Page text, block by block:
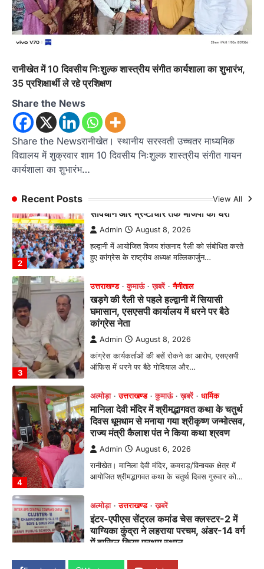
रानीखेत में 10 दिवसीय निःशुल्क शास्त्रीय संगीत कार्यशाला का शुभारंभ,
35 प्रशिक्षार्थी ले रहे प्रशिक्षण
Share the News
Share the Newsरानीखेत। स्थानीय सरस्वती उच्चतर माध्यमिक
विद्यालय में शुक्रवार शाम 10 दिवसीय निःशुल्क शास्त्रीय संगीत गायन
कार्यशाला का शुभारंभ…
Recent Posts View All
1
इंटर-एपीएस सेंट्रल कमांड चेस क्लस्टर-2 में
याग्यिका कुंद्रा ने लहराया परचम, अंडर-14 वर्ग
में हासिल किया प्रथम स्थान
रानीखेत। आर्मी पब्लिक स्कूल रानीखेत की प्रतिभाशाली
छात्रा याग्यिका कुंद्रा ने अपनी शानदार शतरंज प्रतिभा…
हल्द्वानी में खड़गे का हुंकार, नौकरियों से लेकर
संविधान और भ्रष्टाचार तक भाजपा को घेरा
Admin August 8, 2026
हल्द्वानी में आयोजित विजय शंखनाद रैली को संबोधित करते
3
उत्तराखण्ड कुमाऊं ख़बरें नैनीताल
खड़गे की रैली से पहले हल्द्वानी में सियासी
घमासान, एसएसपी कार्यालय में धरने पर बैठे
Admin August 8, 2026
ऑफिस में धरने पर बैठे गोदियाल और…
4
अल्मोड़ा उत्तराखण्ड कुमाऊं ख़बरें धार्मिक
मानिला देवी मंदिर में श्रीमद्भागवत कथा के चतुर्थ
दिवस धूमधाम से मनाया गया श्रीकृष्ण जन्मोत्सव,
राज्य मंत्री कैलाश पंत ने किया कथा श्रवण
Admin August 6, 2026
आयोजित श्रीमद्भागवत कथा के चतुर्थ दिवस गुरुवार को…
1
अल्मोड़ा उत्तराखण्ड ख़बरें
इंटर-एपीएस सेंट्रल कमांड चेस क्लस्टर-2 में
याग्यिका कुंद्रा ने लहराया परचम, अंडर-14 वर्ग
में हासिल किया प्रथम स्थान
Admin August 8, 2026
छात्रा याग्यिका कुंद्रा ने अपनी शानदार शतरंज प्रतिभा…
उत्तराखण्ड कुमाऊं ख़बरें नैनीताल
हल्द्वानी में खड़गे का हुंकार, नौकरियों से लेकर